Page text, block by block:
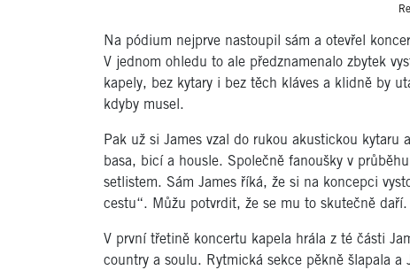
Na pódium nejprve nastoupil sám a otevřel
V jednom ohledu to ale předznamenalo zbytek
kapely, bez kytary i bez těch kláves a klidně by
kdyby musel.
Pak už si James vzal do rukou akustickou kytaru
basa, bicí a housle. Společně fanoušky v
setlistem. Sám James říká, že si na koncepci
cestu“. Můžu potvrdit, že se mu to skutečně daří.
V první třetině koncertu kapela hrála z té části
country a soulu. Rytmická sekce pěkně šlapala